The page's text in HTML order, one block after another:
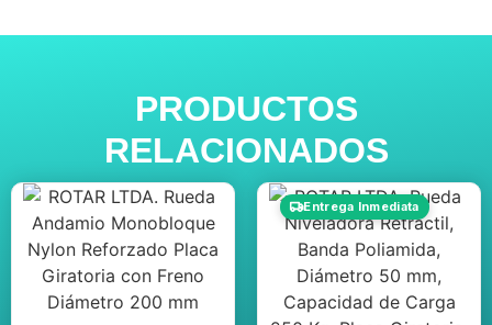
PRODUCTOS
RELACIONADOS
Entrega Inmediata